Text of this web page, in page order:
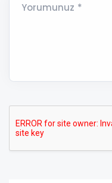
Yorumunuz *